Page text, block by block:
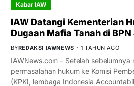
Kabar IAW
IAW Datangi Kementerian
Dugaan Mafia Tanah di
BYREDAKSI IAWNEWS 1 TAHUN AGO
IAWNews.com – Setelah sebelumnya
permasalahan hukum ke Komisi
(KPK), lembaga Indonesia